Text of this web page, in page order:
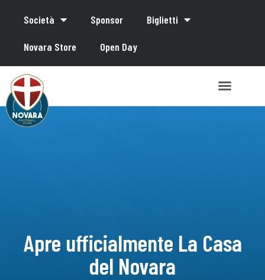
Società Sponsor Biglietti
Novara Store Open Day
Apre ufficialmente La Casa
del Novara